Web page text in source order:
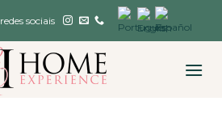
sociais